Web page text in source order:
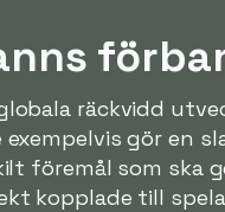
räckvidd
gör en
föremål som ska
kopplade till